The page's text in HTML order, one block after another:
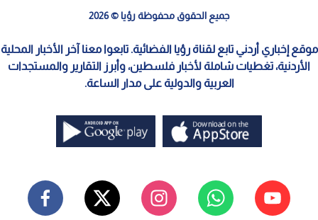
جميع الحقوق محفوظة رؤيا © 2026
موقع إخباري أردني تابع لقناة رؤيا الفضائية. تابعوا معنا آخر الأخبار المحلية
الأردنية، تغطيات شاملة لأخبار فلسطين، وأبرز التقارير والمستجدات
العربية والدولية على مدار الساعة.